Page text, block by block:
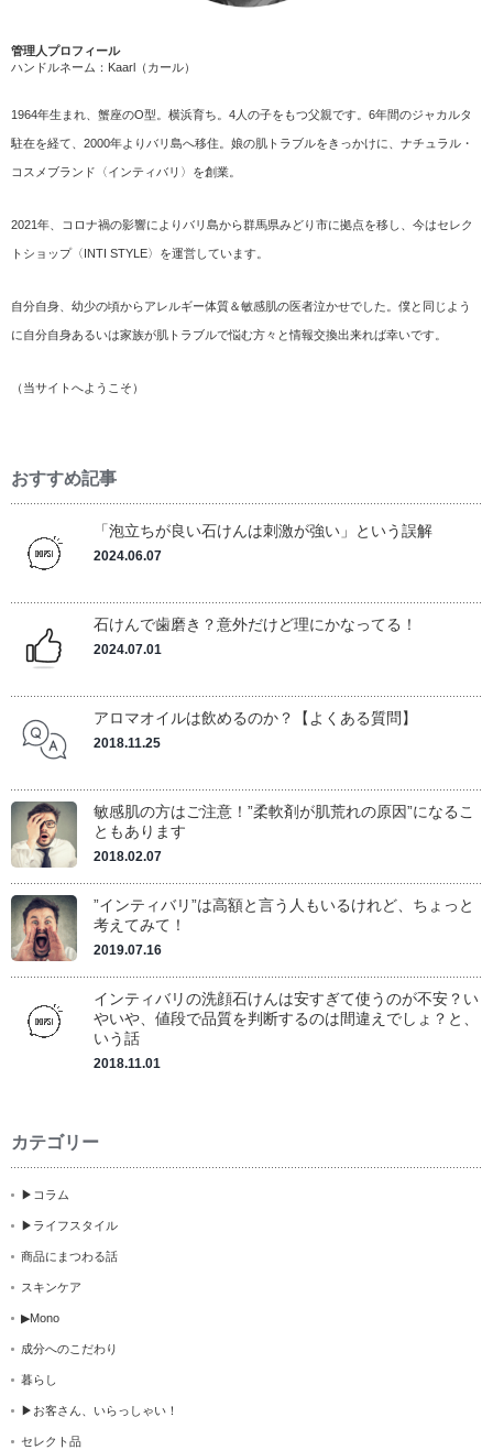
管理人プロフィール
ハンドルネーム：Kaarl（カール）
1964年生まれ、蟹座のO型。横浜育ち。4人の子をもつ父親です。6年間のジャカルタ
駐在を経て、2000年よりバリ島へ移住。娘の肌トラブルをきっかけに、ナチュラル・
コスメブランド〈インティバリ〉を創業。
2021年、コロナ禍の影響によりバリ島から群馬県みどり市に拠点を移し、今はセレク
トショップ〈INTI STYLE〉を運営しています。
自分自身、幼少の頃からアレルギー体質＆敏感肌の医者泣かせでした。僕と同じよう
に自分自身あるいは家族が肌トラブルで悩む方々と情報交換出来れば幸いです。
（ 当サイトへようこそ ）
おすすめ記事
「泡立ちが良い石けんは刺激が強い」という誤解
2024.06.07
石けんで歯磨き？意外だけど理にかなってる！
2024.07.01
アロマオイルは飲めるのか？【よくある質問】
2018.11.25
敏感肌の方はご注意！”柔軟剤が肌荒れの原因”になるこ
ともあります
2018.02.07
”インティバリ”は高額と言う人もいるけれど、ちょっと
考えてみて！
2019.07.16
インティバリの洗顔石けんは安すぎて使うのが不安？い
やいや、値段で品質を判断するのは間違えでしょ？と、
いう話
2018.11.01
カテゴリー
▶コラム
▶ライフスタイル
商品にまつわる話
スキンケア
▶Mono
成分へのこだわり
暮らし
▶お客さん、いらっしゃい！
セレクト品